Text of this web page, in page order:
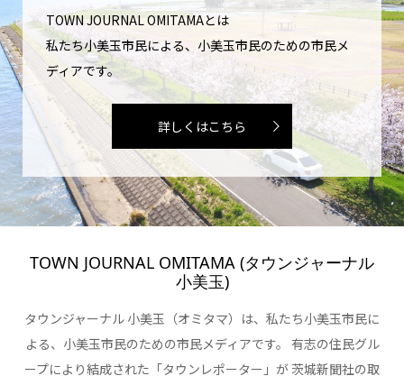
TOWN JOURNAL OMITAMAとは
私たち小美玉市民による、小美玉市民のための市民メ
ディアです。
詳しくはこちら
TOWN JOURNAL OMITAMA (タウンジャーナル
小美玉)
タウンジャーナル 小美玉（オミタマ）は、私たち小美玉市民に
よる、小美玉市民のための市民メディアです。 有志の住民グル
ープにより結成された「タウンレポーター」が 茨城新聞社の取